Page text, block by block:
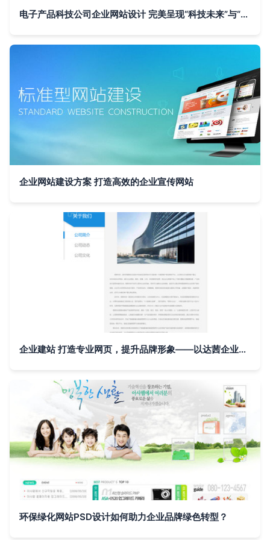
电子产品科技公司企业网站设计 完美呈现“科技未来”与“专业力量”
企业网站建设方案 打造高效的企业宣传网站
企业建站 打造专业网页，提升品牌形象——以达茜企业宣传网站为例
环保绿化网站PSD设计如何助力企业品牌绿色转型？